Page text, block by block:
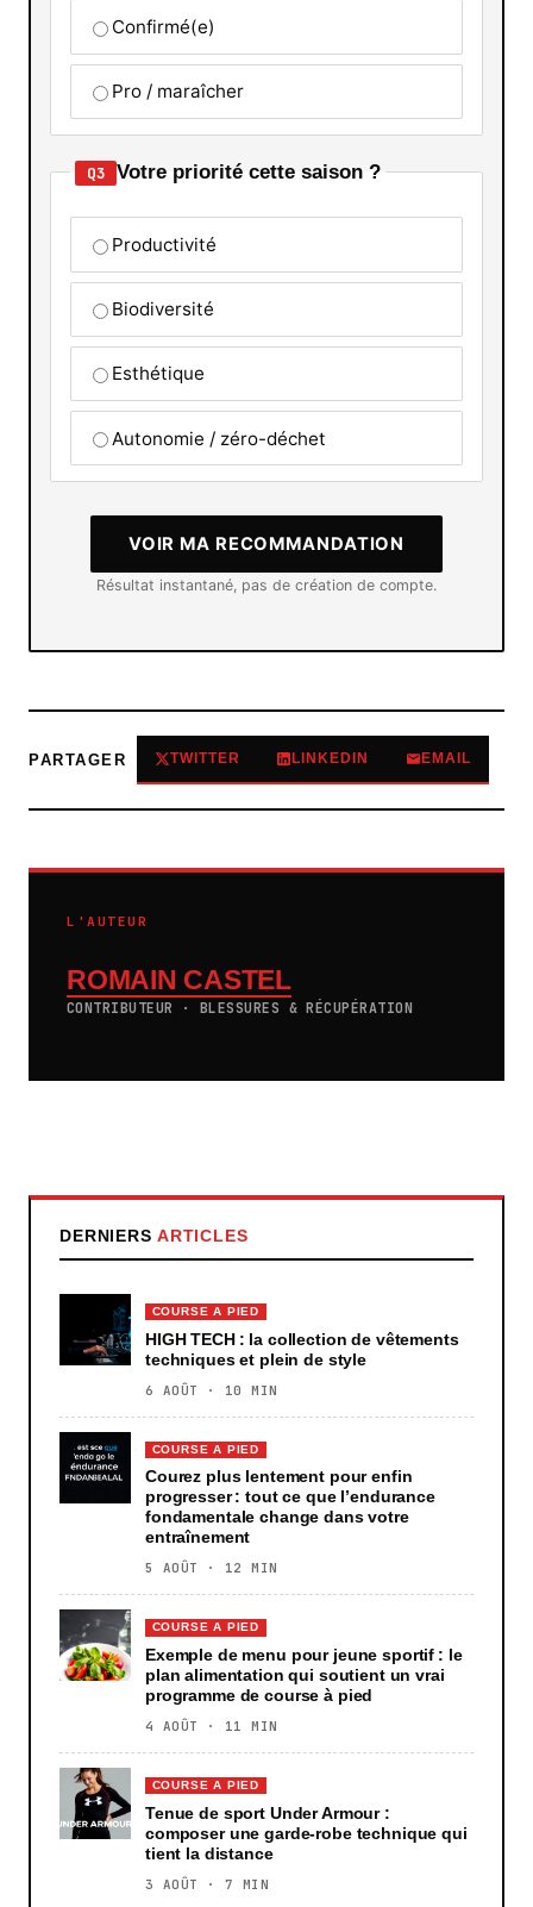
Confirmé(e)
Pro / maraîcher
Q3 Votre priorité cette saison ?
Productivité
Biodiversité
Esthétique
Autonomie / zéro-déchet
VOIR MA RECOMMANDATION
Résultat instantané, pas de création de compte.
PARTAGER TWITTER LINKEDIN EMAIL
L'AUTEUR
ROMAIN CASTEL
CONTRIBUTEUR · BLESSURES & RÉCUPÉRATION
DERNIERS ARTICLES
COURSE A PIED
HIGH TECH : la collection de vêtements
techniques et plein de style
6 AOÛT · 10 MIN
COURSE A PIED
Courez plus lentement pour enfin
progresser : tout ce que l’endurance
fondamentale change dans votre
entraînement
5 AOÛT · 12 MIN
COURSE A PIED
Exemple de menu pour jeune sportif : le
plan alimentation qui soutient un vrai
programme de course à pied
4 AOÛT · 11 MIN
COURSE A PIED
Tenue de sport Under Armour :
composer une garde-robe technique qui
tient la distance
3 AOÛT · 7 MIN